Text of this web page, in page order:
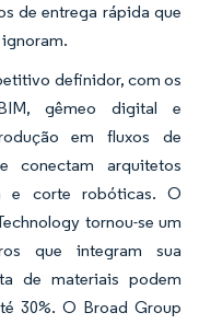
de entrega rápida que
definidor, com os
gêmeo digital e
em fluxos de
conectam arquitetos
e corte robóticas. O
tornou-se um
que integram sua
de materiais podem
30%. O Broad Group